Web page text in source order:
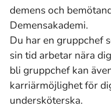
demens och
Demensakademi.
Du har en gruppchef
sin tid arbetar nära
bli gruppchef kan
karriärmöjlighet för
undersköterska.